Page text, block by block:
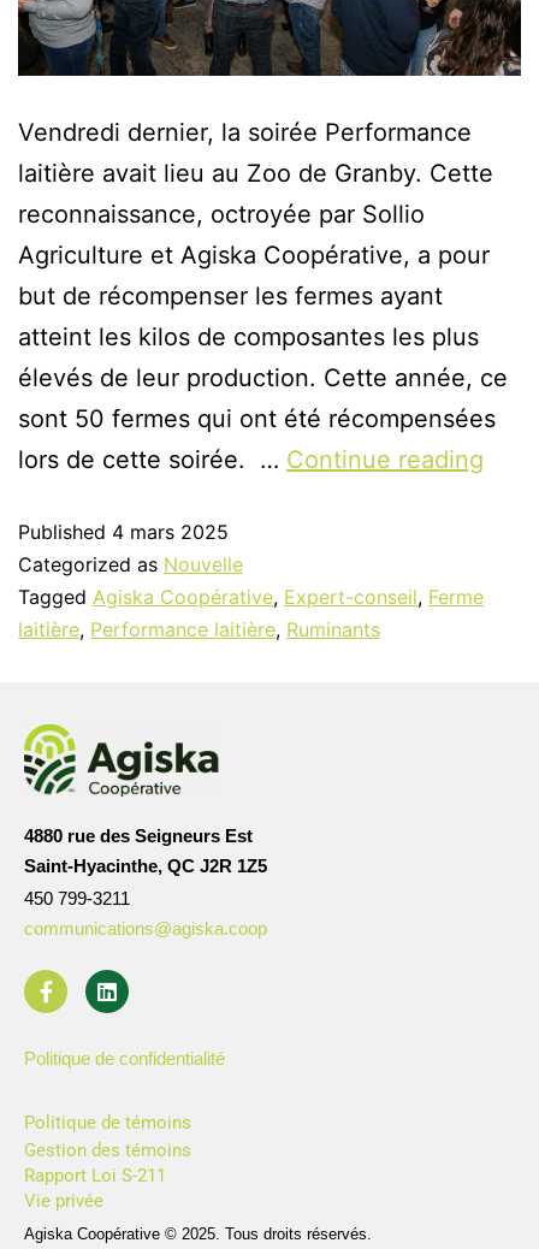
Vendredi dernier, la soirée Performance
laitière avait lieu au Zoo de Granby. Cette
reconnaissance, octroyée par Sollio
Agriculture et Agiska Coopérative, a pour
but de récompenser les fermes ayant
atteint les kilos de composantes les plus
élevés de leur production. Cette année, ce
sont 50 fermes qui ont été récompensées
lors de cette soirée. … Continue reading
Published 4 mars 2025
Categorized as Nouvelle
Tagged Agiska Coopérative, Expert-conseil, Ferme
laitière, Performance laitière, Ruminants
4880 rue des Seigneurs Est
Saint-Hyacinthe, QC J2R 1Z5
450 799-3211
communications@agiska.coop
Politique de confidentialité
Politique de témoins
Gestion des témoins
Rapport Loi S-211
Vie privée
Agiska Coopérative © 2025. Tous droits réservés.